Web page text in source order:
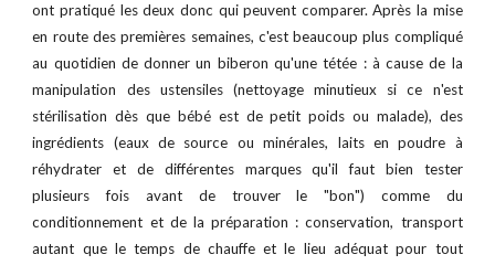
ont pratiqué les deux donc qui peuvent comparer. Après la mise
en route des premières semaines, c'estbeaucoup plus compliqué
au quotidien de donner un biberon qu'une tétée : à cause de la
manipulation des ustensiles (nettoyage minutieux si ce n'est
stérilisation dès que bébé est de petit poids ou malade), des
ingrédients (eaux de source ou minérales, laits en poudre à
réhydrater et de différentes marques qu'il faut bien tester
plusieurs fois avant de trouver le "bon") comme du
conditionnement et de la préparation : conservation, transport
autant que le temps de chauffe et le lieu adéquat pour tout